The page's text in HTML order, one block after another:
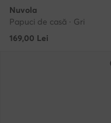
Nuvola
Papuci de casă · Gri
169,00 Lei